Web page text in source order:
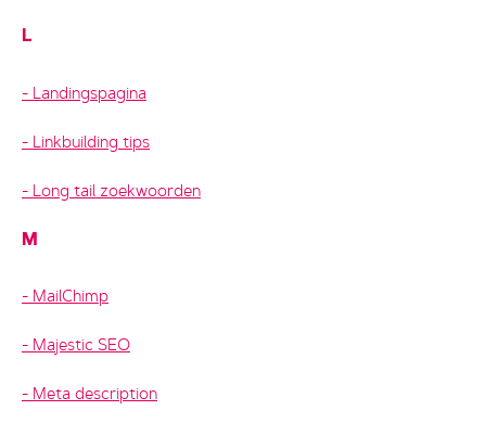
L
Landingspagina
Linkbuilding tips
Long tail zoekwoorden
M
MailChimp
Majestic SEO
Meta description